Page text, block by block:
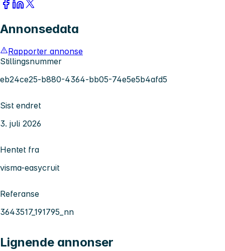
Annonsedata
Rapporter annonse
Stillingsnummer
eb24ce25-b880-4364-bb05-74e5e5b4afd5
Sist endret
3. juli 2026
Hentet fra
visma-easycruit
Referanse
3643517_191795_nn
Lignende annonser